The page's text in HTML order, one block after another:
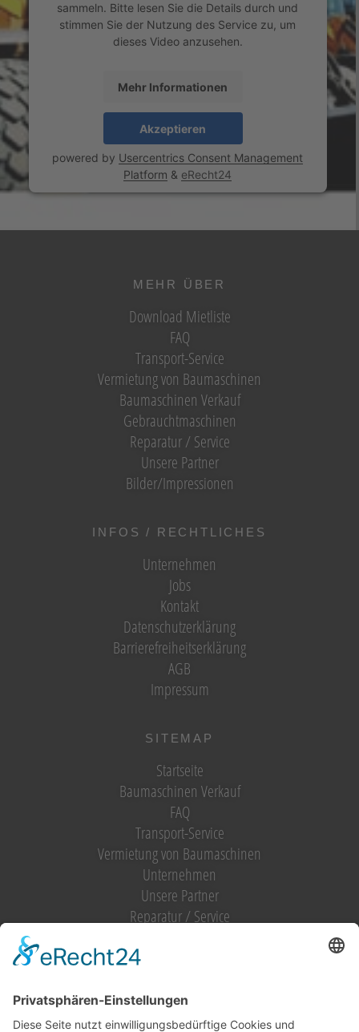
sammeln. Bitte lesen Sie die Details durch und
stimmen Sie der Nutzung des Service zu, um
dieses Video anzusehen.
Mehr Informationen
Akzeptieren
powered by Usercentrics Consent Management
Platform & eRecht24
MEHR ÜBER
Download Mietliste
FAQ
Transport-Service
Vermietung von Baumaschinen
Baumaschinen Verkauf
Gebrauchtmaschinen
Reparatur / Service
Unsere Partner
Bilder/Impressionen
INFOS / RECHTLICHES
Unternehmen
Jobs
Kontakt
Datenschutzerklärung
Barrierefreiheitserklärung
AGB
Impressum
SITEMAP
Startseite
Baumaschinen Verkauf
FAQ
Transport-Service
Vermietung von Baumaschinen
Unternehmen
Unsere Partner
Reparatur / Service
Vermietung (alles)